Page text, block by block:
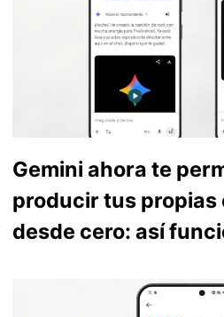
Gemini ahora te
producir tus propias
desde cero: así